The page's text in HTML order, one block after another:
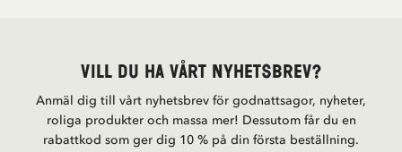
Vill du ha vårt nyhetsbrev?
Anmäl dig till vårt nyhetsbrev för godnattsagor, nyheter,
roliga produkter och massa mer! Dessutom får du en
rabattkod som ger dig 10 % på din första beställning.